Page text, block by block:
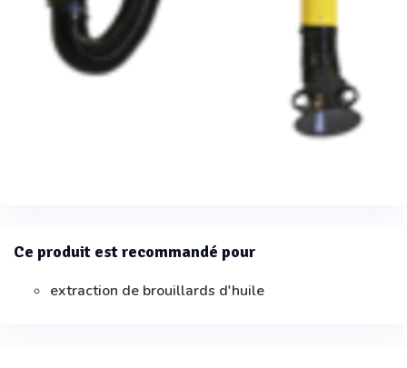
Ce produit est recommandé pour
extraction de brouillards d'huile